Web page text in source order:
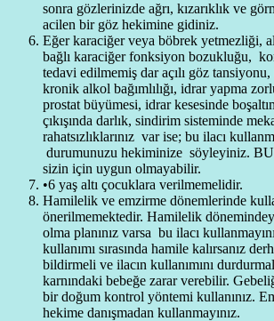
sonra gözlerinizde ağrı, kızarıklık ve
acilen bir göz hekimine gidiniz.
Eğer karaciğer veya böbrek yetmezliği,
bağlı karaciğer fonksiyon bozukluğu,
tedavi edilmemiş dar açılı göz
kronik alkol bağımlılığı, idrar yapma
prostat büyümesi, idrar kesesinde
çıkışında darlık, sindirim sisteminde
rahatsızlıklarınız var ise; bu ilacı
durumunuzu hekiminize söyleyiniz.
sizin için uygun olmayabilir.
•6 yaş altı çocuklara verilmemelidir.
Hamilelik ve emzirme dönemlerinde
önerilmemektedir. Hamilelik
olma planınız varsa bu ilacı
kullanımı sırasında hamile kalırsanız
bildirmeli ve ilacın kullanımını
karnındaki bebeğe zarar verebilir.
bir doğum kontrol yöntemi kullanınız.
hekime danışmadan kullanmayınız.